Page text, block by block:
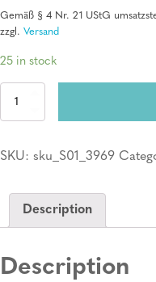
Gemäß § 4 Nr. 21 UStG
zzgl. Versand
25 in stock
Ticket:
quantity
SKU: sku_S01_3969
Description
Description